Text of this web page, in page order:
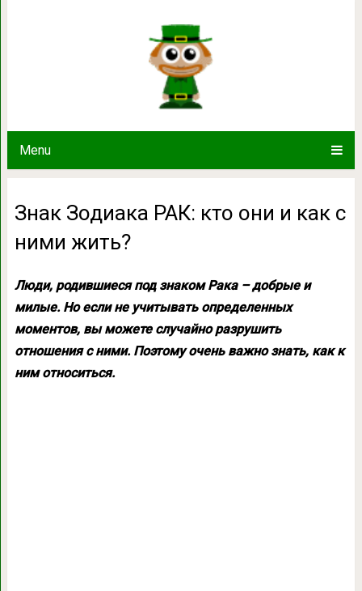
Menu
Знак Зодиака РАК: кто
Знак Зодиака РАК: кто они и как с
ними жить?
Люди, родившиеся под знаком Рака – добрые и
милые. Но если не учитывать определенных
моментов, вы можете случайно разрушить
отношения с ними. Поэтому очень важно знать, как к
ним относиться.